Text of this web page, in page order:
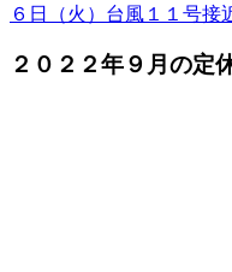
６日（火）台風１１号
２０２２年９月の定